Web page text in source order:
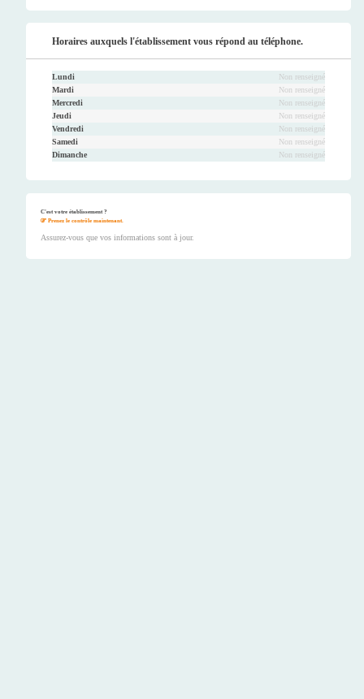
Horaires auxquels l'établissement vous répond au téléphone.
Lundi
Non renseigné
Mardi
Non renseigné
Mercredi
Non renseigné
Jeudi
Non renseigné
Vendredi
Non renseigné
Samedi
Non renseigné
Dimanche
Non renseigné
C'est votre établissement ?
Prenez le contrôle maintenant.
Assurez-vous que vos informations sont à jour.